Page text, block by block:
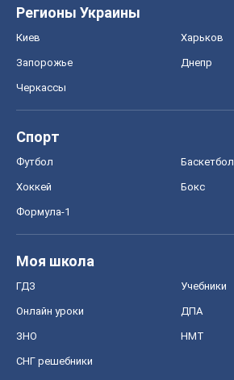
Регионы Украины
Киев Харьков
Запорожье Днепр
Черкассы
Спорт
Футбол Баскетбол
Хоккей Бокс
Формула-1
Моя школа
ГДЗ Учебники
Онлайн уроки ДПА
ЗНО НМТ
СНГ решебники